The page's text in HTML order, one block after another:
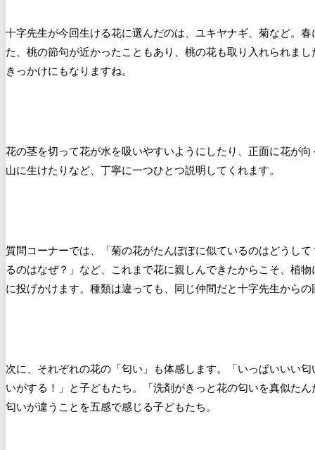
十字先生が今回生ける花に選んだのは、ユキヤナギ、菊など。
た、桃の節句が近かったこともあり、桃の花も取り入れられま
きっかけにもなりますね。
花の茎を切って花が水を吸いやすいようにしたり、正面に花が
山に生けたりなど、丁寧に一つひとつ説明してくれます。
質問コーナーでは、「菊の花がたんぽぽに似ているのはどうし
るのはなぜ？」など、これまで花に親しんできたからこそ、植
に投げかけます。種類は違っても、同じ仲間だと十字先生から
次に、それぞれの花の「匂い」も体感します。「いっぱいいい
いがする！」と子どもたち。「洗剤がきっと花の匂いを真似た
匂いが違うことを五感で感じる子どもたち。